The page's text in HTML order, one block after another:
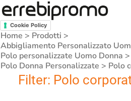
Cookie Policy
Home > Prodotti >
Abbigliamento Personalizzato
Polo personalizzate Uomo Donna >
Polo Donna Personalizzate > Polo
Filter: Polo